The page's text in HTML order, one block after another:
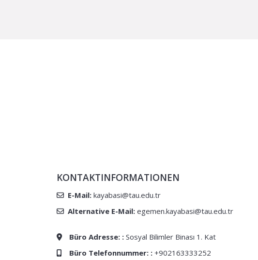
KONTAKTINFORMATIONEN
E-Mail: kayabasi@tau.edu.tr
Alternative E-Mail: egemen.kayabasi@tau.edu.tr
Büro Adresse: : Sosyal Bilimler Binası 1. Kat
Büro Telefonnummer: : +902163333252